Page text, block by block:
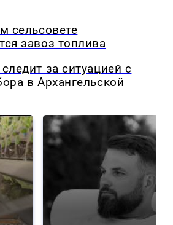
сельсовете
завоз топлива
за ситуацией с
в Архангельской